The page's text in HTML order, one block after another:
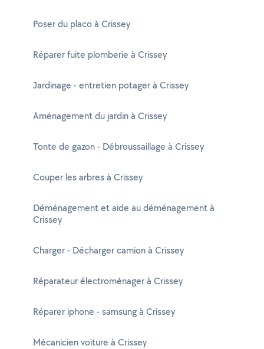
Poser du placo à Crissey
Réparer fuite plomberie à Crissey
Jardinage - entretien potager à Crissey
Aménagement du jardin à Crissey
Tonte de gazon - Débroussaillage à Crissey
Couper les arbres à Crissey
Déménagement et aide au déménagement à
Crissey
Charger - Décharger camion à Crissey
Réparateur électroménager à Crissey
Réparer iphone - samsung à Crissey
Mécanicien voiture à Crissey